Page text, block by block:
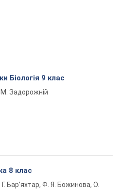
Біологія 9 клас
Задорожній
8 клас
Г. Бар’яхтар, Ф. Я. Божинова, О.